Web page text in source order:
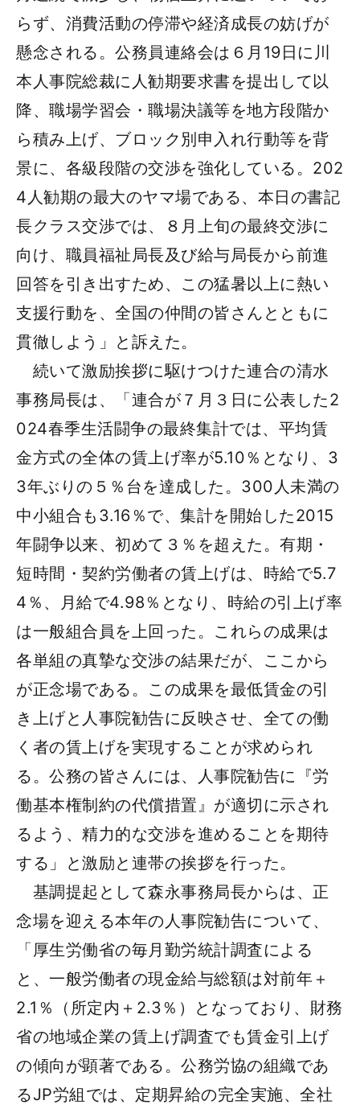
らず、消費活動の停滞や経済成長の妨げが
懸念される。公務員連絡会は６月19日に川
本人事院総裁に人勧期要求書を提出して以
降、職場学習会・職場決議等を地方段階か
ら積み上げ、ブロック別申入れ行動等を背
景に、各級段階の交渉を強化している。202
4人勧期の最大のヤマ場である、本日の書記
長クラス交渉では、８月上旬の最終交渉に
向け、職員福祉局長及び給与局長から前進
回答を引き出すため、この猛暑以上に熱い
支援行動を、全国の仲間の皆さんとともに
貫徹しよう」と訴えた。
続いて激励挨拶に駆けつけた連合の清水
事務局長は、「連合が７月３日に公表した2
024春季生活闘争の最終集計では、平均賃
金方式の全体の賃上げ率が5.10％となり、3
3年ぶりの５％台を達成した。300人未満の
中小組合も3.16％で、集計を開始した2015
年闘争以来、初めて３％を超えた。有期・
短時間・契約労働者の賃上げは、時給で5.7
4％、月給で4.98％となり、時給の引上げ率
は一般組合員を上回った。これらの成果は
各単組の真摯な交渉の結果だが、ここから
が正念場である。この成果を最低賃金の引
き上げと人事院勧告に反映させ、全ての働
く者の賃上げを実現することが求められ
る。公務の皆さんには、人事院勧告に『労
働基本権制約の代償措置』が適切に示され
るよう、精力的な交渉を進めることを期待
する」と激励と連帯の挨拶を行った。
基調提起として森永事務局長からは、正
念場を迎える本年の人事院勧告について、
「厚生労働省の毎月勤労統計調査による
と、一般労働者の現金給与総額は対前年＋
2.1％（所定内＋2.3％）となっており、財務
省の地域企業の賃上げ調査でも賃金引上げ
の傾向が顕著である。公務労協の組織であ
るJP労組では、定期昇給の完全実施、全社